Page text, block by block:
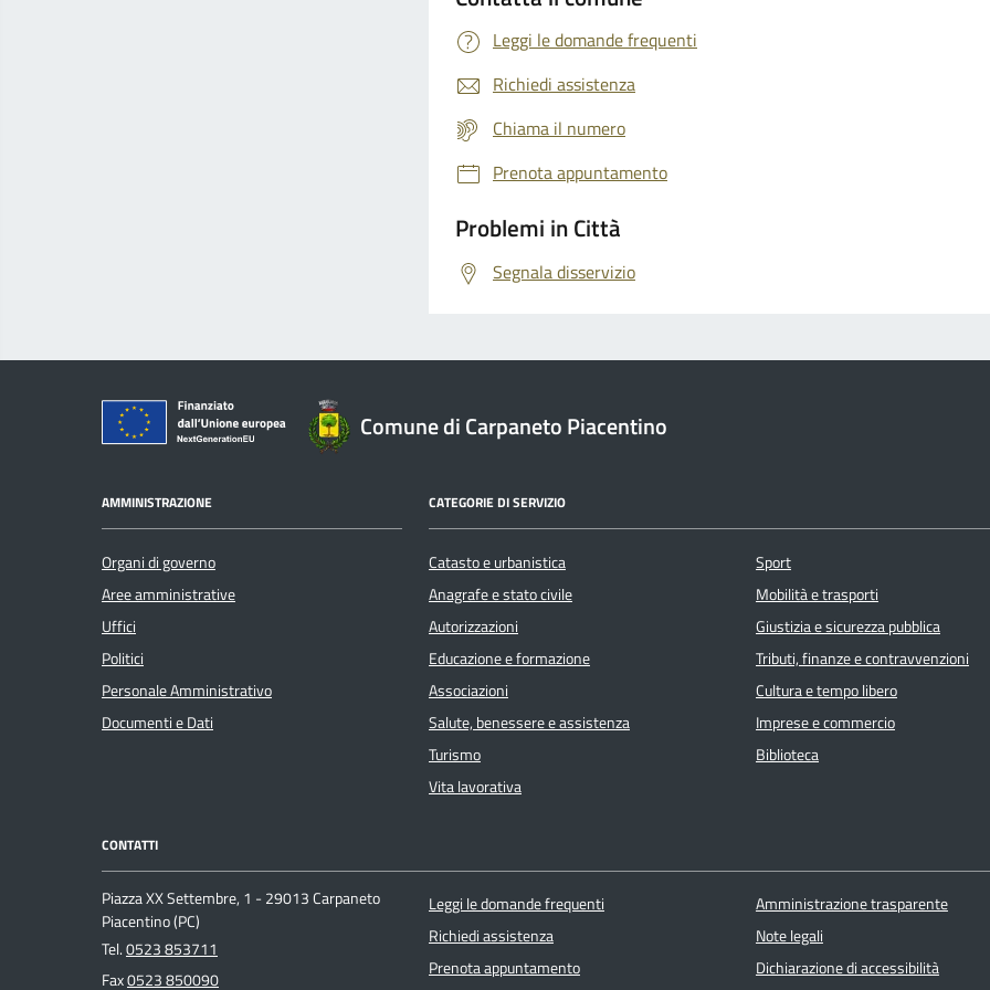
Leggi le domande frequenti
Richiedi assistenza
Chiama il numero
Prenota appuntamento
Problemi in Città
Segnala disservizio
Comune di Carpaneto Piacentino
AMMINISTRAZIONE
Organi di governo
Aree amministrative
Uffici
Politici
Personale Amministrativo
Documenti e Dati
CATEGORIE DI SERVIZIO
Catasto e urbanistica
Anagrafe e stato civile
Autorizzazioni
Educazione e formazione
Associazioni
Salute, benessere e assistenza
Turismo
Vita lavorativa
Sport
Mobilità e trasporti
Giustizia e sicurezza pubblica
Tributi, finanze e contravvenzioni
Cultura e tempo libero
Imprese e commercio
Biblioteca
CONTATTI
Piazza XX Settembre, 1 - 29013 Carpaneto
Piacentino (PC)
Tel.0523 853711
Fax0523 850090
Leggi le domande frequenti
Richiedi assistenza
Prenota appuntamento
Amministrazione trasparente
Note legali
Dichiarazione di accessibilità